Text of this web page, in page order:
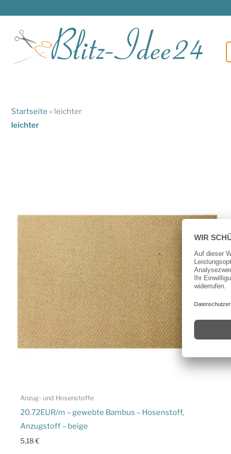
springen
Startseite » leichter
leichter
Anzug- und Hosenstoffe
20.72EUR/m – gewebte Bambus – Hosenstoff,
Anzugstoff – beige
5,18€